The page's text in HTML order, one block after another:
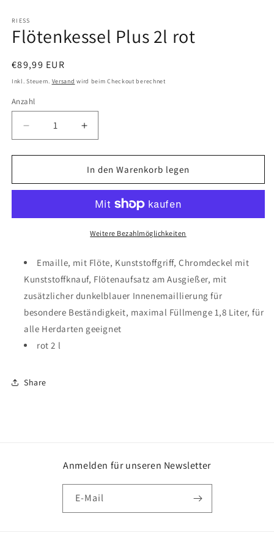
in
Modal
öffnen
RIESS
Flötenkessel Plus 2l rot
Normaler
Preis
€89,99 EUR
Inkl. Steuern. Versand wird beim Checkout berechnet
Anzahl
Verringere
die
Menge
Flötenkessel
rot
Erhöhe
die
Menge
für
Flötenkessel
rot
In den Warenkorb legen
Weitere Bezahlmöglichkeiten
Emaille, mit Flöte, Kunststoffgriff, Chromdeckel mit
Kunststoffknauf, Flötenaufsatz am Ausgießer, mit
zusätzlicher dunkelblauer Innenemaillierung für
besondere Beständigkeit, maximal Füllmenge 1,8 Liter, für
alle Herdarten geeignet
rot 2 l
Share
Anmelden für unseren Newsletter
E-Mail